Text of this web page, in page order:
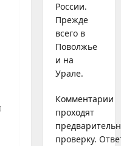
России.
Прежде
всего в
Поволжье
и на
Урале.
Комментарии
проходят
проверку.